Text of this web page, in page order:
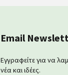
Email
Εγγραφείτε για να
νέα και ιδέες.